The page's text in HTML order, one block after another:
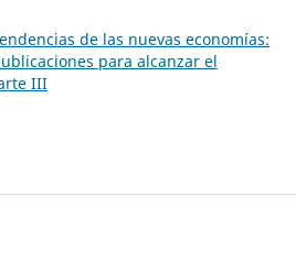
de las nuevas economías:
para alcanzar el
III